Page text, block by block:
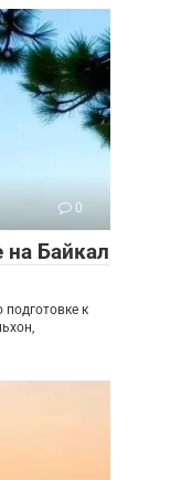
0
на Байкал
подготовке к